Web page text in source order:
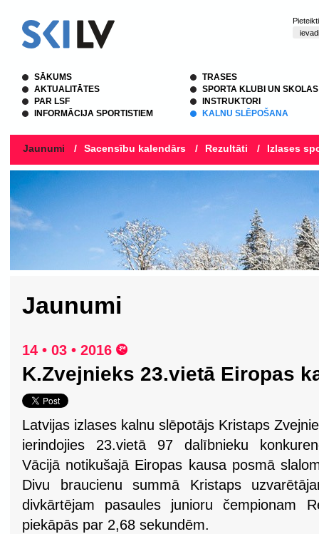
SĀKUMS
AKTUALITĀTES
PAR LSF
INFORMĀCIJA SPORTISTIEM
TRASES
SPORTA KLUBI UN SKOLAS
INSTRUKTORI
KALNU SLĒPOŠANA
Jaunumi / Sacensību kalendārs / Rezultāti / Izlases
Jaunumi
14 • 03 • 2016
K.Zvejnieks 23.vietā Eiropas
Latvijas izlases kalnu slēpotājs Kristaps
ierindojies 23.vietā 97 dalībnieku
Vācijā notikušajā Eiropas kausa posmā
Divu braucienu summā Kristaps
divkārtējam pasaules junioru čempionam
piekāpās par 2,68 sekundēm.